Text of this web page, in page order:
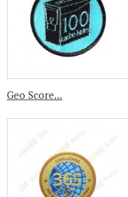
Geo Score...